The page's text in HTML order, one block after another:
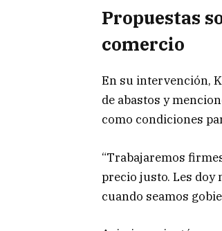
Propuestas
comercio
En su intervención,
de abastos y
como condiciones
“Trabajaremos
precio justo. Les doy
cuando seamos